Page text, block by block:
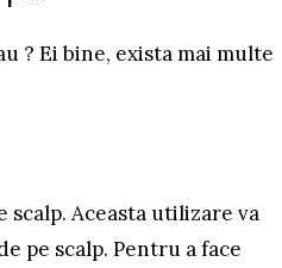
? Ei bine, exista mai multe
scalp. Aceasta utilizare va
pe scalp. Pentru a face